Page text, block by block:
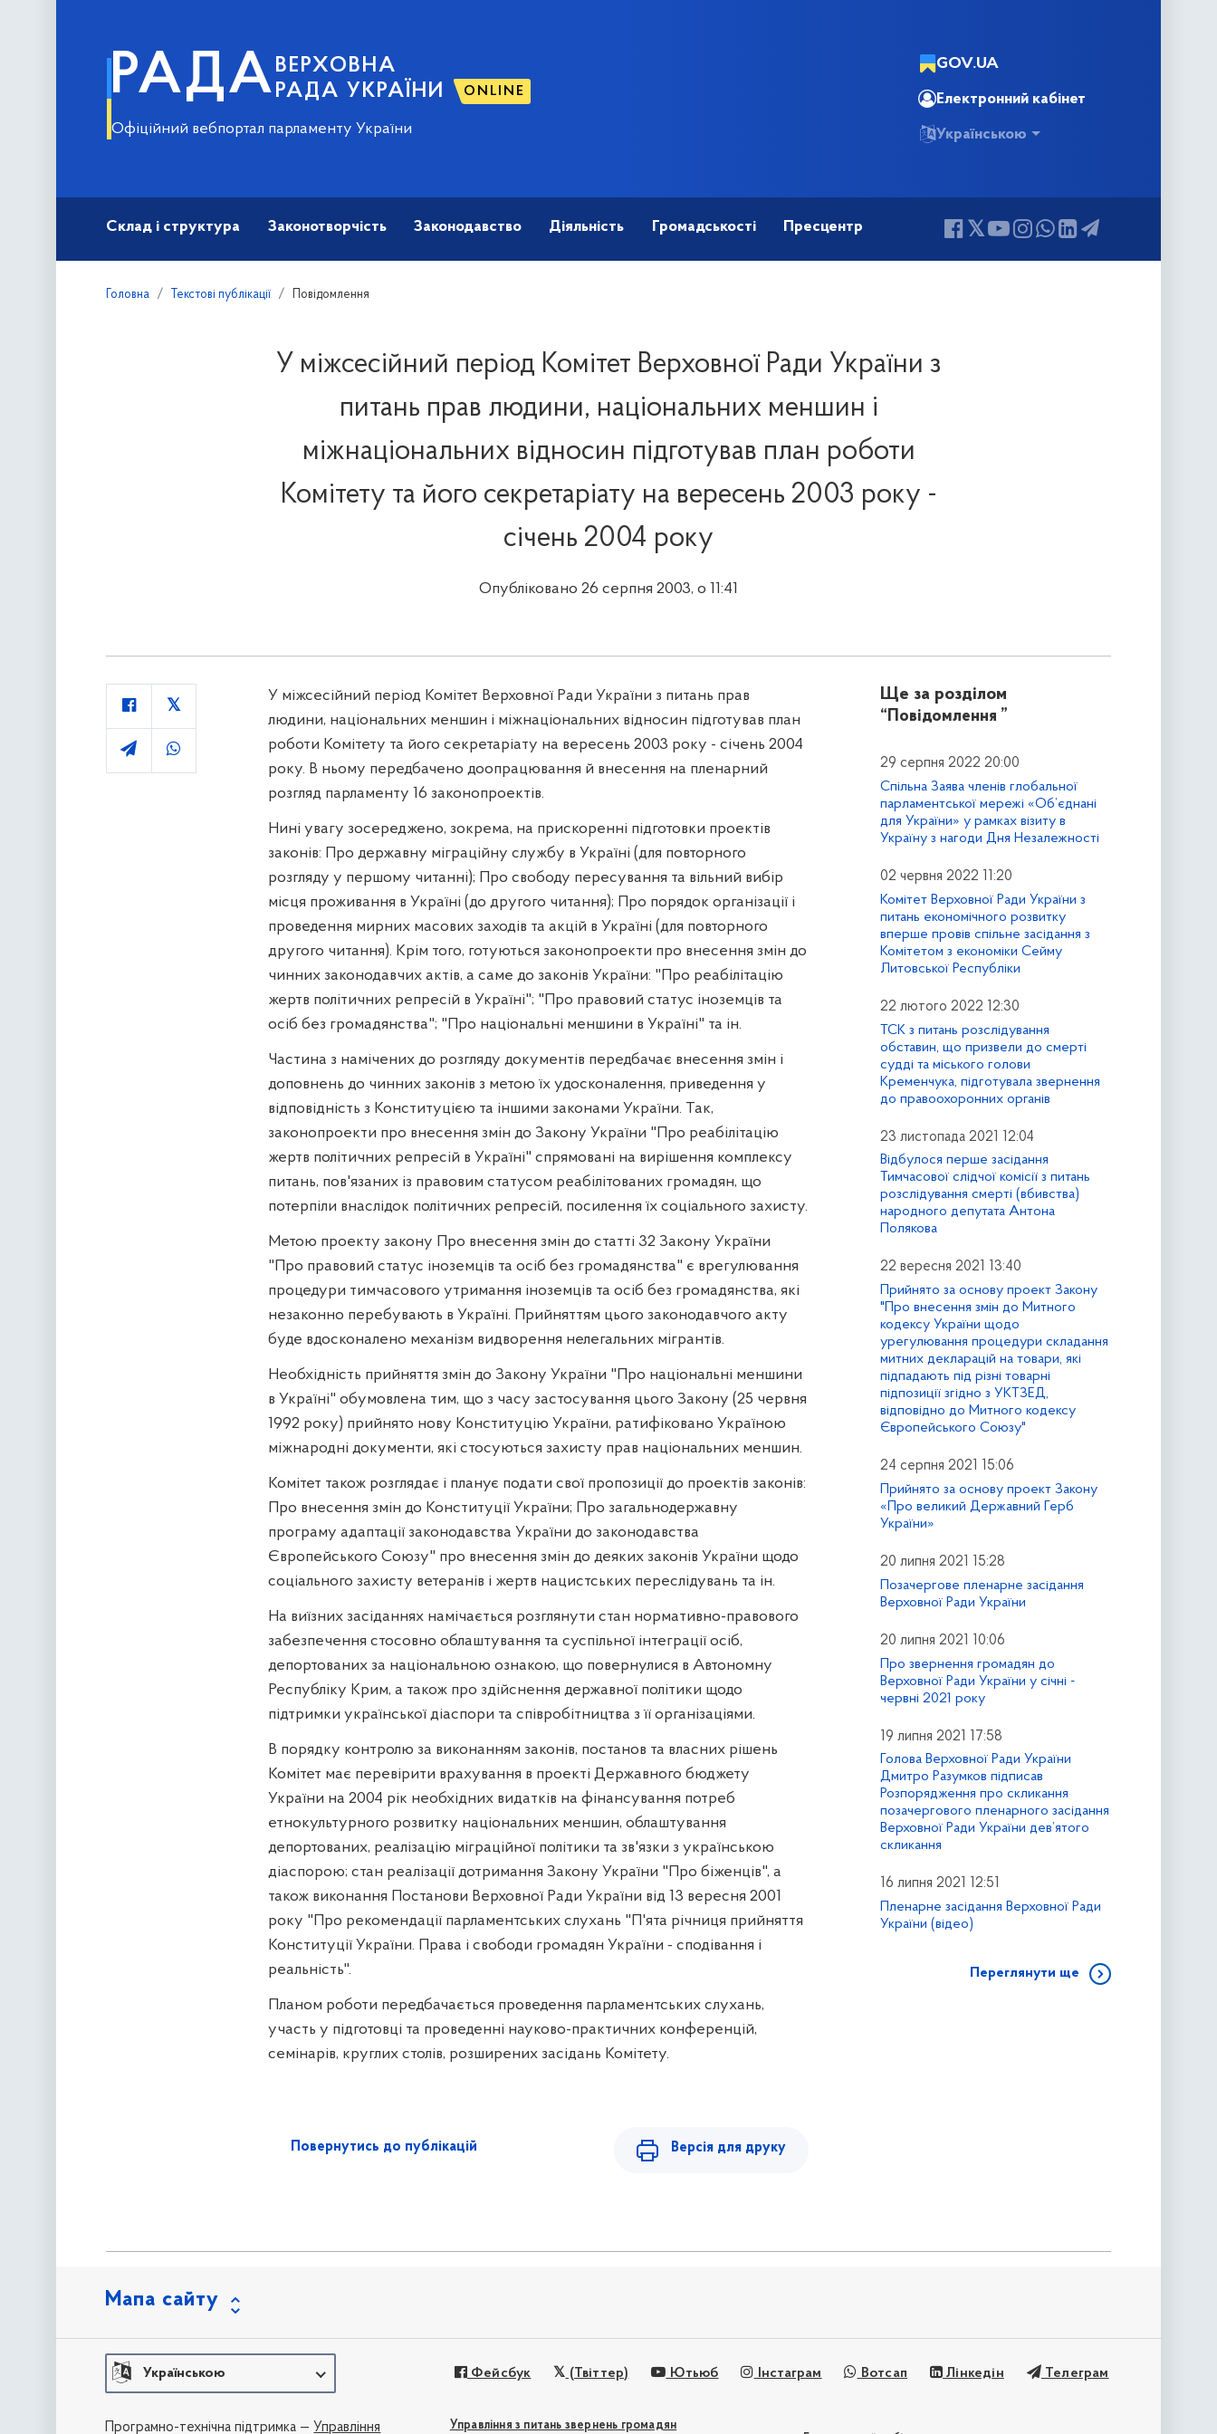
РАДА ВЕРХОВНА
РАДА УКРАЇНИ
ONLINE
Офіційний вебпортал парламенту України
GOV.UA
Електронний кабінет
Українською
Склад і структура Законотворчість Законодавство Діяльність Громадськості Пресцентр
Головна Текстові публікації Повідомлення
У міжсесійний період Комітет Верховної Ради України з
питань прав людини, національних меншин і
міжнаціональних відносин підготував план роботи
Комітету та його секретаріату на вересень 2003 року -
січень 2004 року
Опубліковано 26 серпня 2003, о 11:41
У міжсесійний період Комітет Верховної Ради України з питань прав
людини, національних меншин і міжнаціональних відносин підготував план
роботи Комітету та його секретаріату на вересень 2003 року - січень 2004
року. В ньому передбачено доопрацювання й внесення на пленарний
розгляд парламенту 16 законопроектів.
Нині увагу зосереджено, зокрема, на прискоренні підготовки проектів
законів: Про державну міграційну службу в Україні (для повторного
розгляду у першому читанні); Про свободу пересування та вільний вибір
місця проживання в Україні (до другого читання); Про порядок організації і
проведення мирних масових заходів та акцій в Україні (для повторного
другого читання). Крім того, готуються законопроекти про внесення змін до
чинних законодавчих актів, а саме до законів України: "Про реабілітацію
жертв політичних репресій в Україні"; "Про правовий статус іноземців та
осіб без громадянства"; "Про національні меншини в Україні" та ін.
Частина з намічених до розгляду документів передбачає внесення змін і
доповнень до чинних законів з метою їх удосконалення, приведення у
відповідність з Конституцією та іншими законами України. Так,
законопроекти про внесення змін до Закону України "Про реабілітацію
жертв політичних репресій в Україні" спрямовані на вирішення комплексу
питань, пов'язаних із правовим статусом реабілітованих громадян, що
потерпіли внаслідок політичних репресій, посилення їх соціального захисту.
Метою проекту закону Про внесення змін до статті 32 Закону України
"Про правовий статус іноземців та осіб без громадянства" є врегулювання
процедури тимчасового утримання іноземців та осіб без громадянства, які
незаконно перебувають в Україні. Прийняттям цього законодавчого акту
буде вдосконалено механізм видворення нелегальних мігрантів.
Необхідність прийняття змін до Закону України "Про національні меншини
в Україні" обумовлена тим, що з часу застосування цього Закону (25 червня
1992 року) прийнято нову Конституцію України, ратифіковано Україною
міжнародні документи, які стосуються захисту прав національних меншин.
Комітет також розглядає і планує подати свої пропозиції до проектів законів:
Про внесення змін до Конституції України; Про загальнодержавну
програму адаптації законодавства України до законодавства
Європейського Союзу" про внесення змін до деяких законів України щодо
соціального захисту ветеранів і жертв нацистських переслідувань та ін.
На виїзних засіданнях намічається розглянути стан нормативно-правового
забезпечення стосовно облаштування та суспільної інтеграції осіб,
депортованих за національною ознакою, що повернулися в Автономну
Республіку Крим, а також про здійснення державної політики щодо
підтримки української діаспори та співробітництва з її організаціями.
В порядку контролю за виконанням законів, постанов та власних рішень
Комітет має перевірити врахування в проекті Державного бюджету
України на 2004 рік необхідних видатків на фінансування потреб
етнокультурного розвитку національних меншин, облаштування
депортованих, реалізацію міграційної політики та зв'язки з українською
діаспорою; стан реалізації дотримання Закону України "Про біженців", а
також виконання Постанови Верховної Ради України від 13 вересня 2001
року "Про рекомендації парламентських слухань "П'ята річниця прийняття
Конституції України. Права і свободи громадян України - сподівання і
реальність".
Планом роботи передбачається проведення парламентських слухань,
участь у підготовці та проведенні науково-практичних конференцій,
семінарів, круглих столів, розширених засідань Комітету.
Повернутись до публікацій Версія для друку
Ще за розділом
“Повідомлення ”
29 серпня 2022 20:00
Спільна Заява членів глобальної
парламентської мережі «Об’єднані
для України» у рамках візиту в
Україну з нагоди Дня Незалежності
02 червня 2022 11:20
Комітет Верховної Ради України з
питань економічного розвитку
вперше провів спільне засідання з
Комітетом з економіки Сейму
Литовської Республіки
22 лютого 2022 12:30
ТСК з питань розслідування
обставин, що призвели до смерті
судді та міського голови
Кременчука, підготувала звернення
до правоохоронних органів
23 листопада 2021 12:04
Відбулося перше засідання
Тимчасової слідчої комісії з питань
розслідування смерті (вбивства)
народного депутата Антона
Полякова
22 вересня 2021 13:40
Прийнято за основу проект Закону
"Про внесення змін до Митного
кодексу України щодо
урегулювання процедури складання
митних декларацій на товари, які
підпадають під різні товарні
підпозиції згідно з УКТЗЕД,
відповідно до Митного кодексу
Європейського Союзу"
24 серпня 2021 15:06
Прийнято за основу проект Закону
«Про великий Державний Герб
України»
20 липня 2021 15:28
Позачергове пленарне засідання
Верховної Ради України
20 липня 2021 10:06
Про звернення громадян до
Верховної Ради України у січні -
червні 2021 року
19 липня 2021 17:58
Голова Верховної Ради України
Дмитро Разумков підписав
Розпорядження про скликання
позачергового пленарного засідання
Верховної Ради України дев’ятого
скликання
16 липня 2021 12:51
Пленарне засідання Верховної Ради
України (відео)
Переглянути ще
Мапа сайту
Українською Фейсбук (Твіттер) Ютьюб Інстаграм Вотсап Лінкедін Телеграм
Управління з питань звернень громадян
Програмно-технічна підтримка — Управління